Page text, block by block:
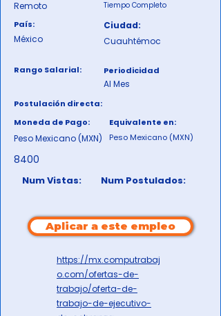
Remoto Tiempo Completo
País:
Ciudad:
México
Cuauhtémoc
Rango Salarial: Periodicidad
Al Mes
Postulación directa:
Moneda de Pago:
Equivalente en:
Peso Mexicano (MXN) Peso Mexicano (MXN)
8400
Num Vistas: Num Postulados:
Aplicar a este empleo
https://mx.computrabaj
o.com/ofertas-de-
trabajo/oferta-de-
trabajo-de-ejecutivo-